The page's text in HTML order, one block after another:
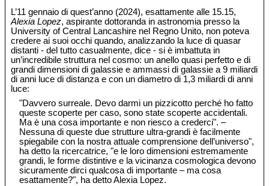
L’11 gennaio di quest’anno (2024), esattamente alle 15.15,
Alexia Lopez, aspirante dottoranda in astronomia presso la
University of Central Lancashire nel Regno Unito, non poteva
credere ai suoi occhi quando, analizzando la luce di quasar
distanti - del tutto casualmente, dice - si è imbattuta in
un’incredibile struttura nel cosmo: un anello quasi perfetto e di
grandi dimensioni di galassie e ammassi di galassie a 9 miliardi
di anni luce di distanza e con un diametro di 1,3 miliardi di anni
luce:
"Davvero surreale. Devo darmi un pizzicotto perché ho fatto
queste scoperte per caso, sono state scoperte accidentali.
Ma è una cosa importante e non riesco a crederci". –
Nessuna di queste due strutture ultra-grandi è facilmente
spiegabile con la nostra attuale comprensione dell’universo",
ha detto la ricercatrice, "e le loro dimensioni estremamente
grandi, le forme distintive e la vicinanza cosmologica devono
sicuramente dirci qualcosa di importante – ma cosa
esattamente?", ha detto Alexia Lopez.